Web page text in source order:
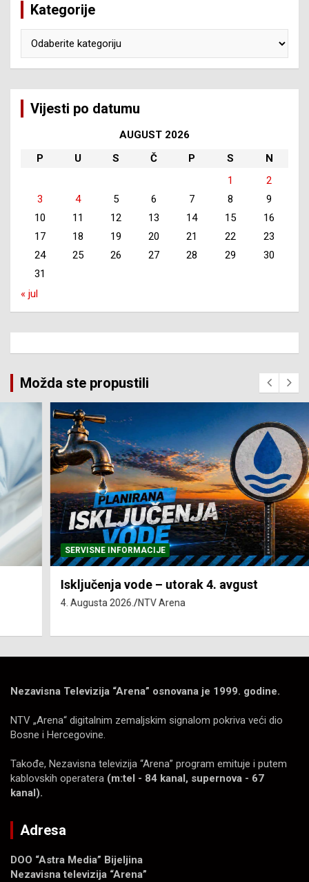
Kategorije
Vijesti po datumu
AUGUST 2026
P
U S Č P S
N
1
2
3
4 5 6 7 8
9
10
11 12 13 14 15
16
17
18 19 20 21 22
23
24
25 26 27 28 29
30
31
« jul
Možda ste propustili
SERVISNE INFORMACIJE
Isključenja vode – utorak 4. avgust
4. Augusta 2026. NTV Arena
Nezavisna Televizija “Arena” osnovana je 1999. godine.
NTV „Arena“ digitalnim zemaljskim signalom pokriva veći dio
Bosne i Hercegovine.
Takođe, Nezavisna televizija “Arena” program emituje i putem
kablovskih operatera (m:tel - 84 kanal, supernova - 67
kanal).
Adresa
DOO “Astra Media” Bijeljina
Nezavisna televizija “Arena”